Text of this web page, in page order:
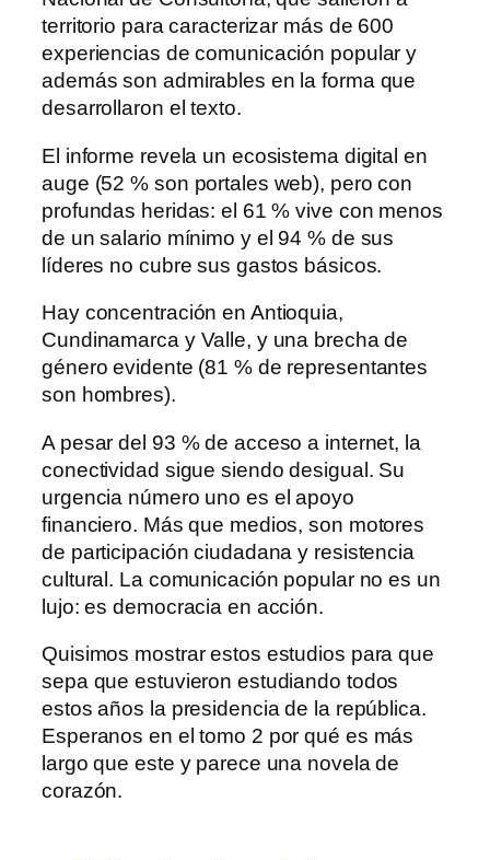
territorio para caracterizar más de 600
experiencias de comunicación popular y
además son admirables en la forma que
desarrollaron el texto.
El informe revela un ecosistema digital en
auge (52 % son portales web), pero con
profundas heridas: el 61 % vive con menos
de un salario mínimo y el 94 % de sus
líderes no cubre sus gastos básicos.
Hay concentración en Antioquia,
Cundinamarca y Valle, y una brecha de
género evidente (81 % de representantes
son hombres).
A pesar del 93 % de acceso a internet, la
conectividad sigue siendo desigual. Su
urgencia número uno es el apoyo
financiero. Más que medios, son motores
de participación ciudadana y resistencia
cultural. La comunicación popular no es un
lujo: es democracia en acción.
Quisimos mostrar estos estudios para que
sepa que estuvieron estudiando todos
estos años la presidencia de la república.
Esperanos en el tomo 2 por qué es más
largo que este y parece una novela de
corazón.